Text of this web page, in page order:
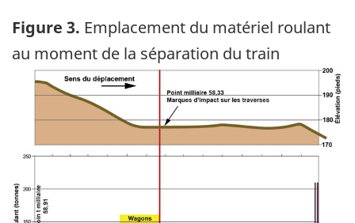
Figure 3. Emplacement du matériel roulant
au moment de la séparation du train
Image